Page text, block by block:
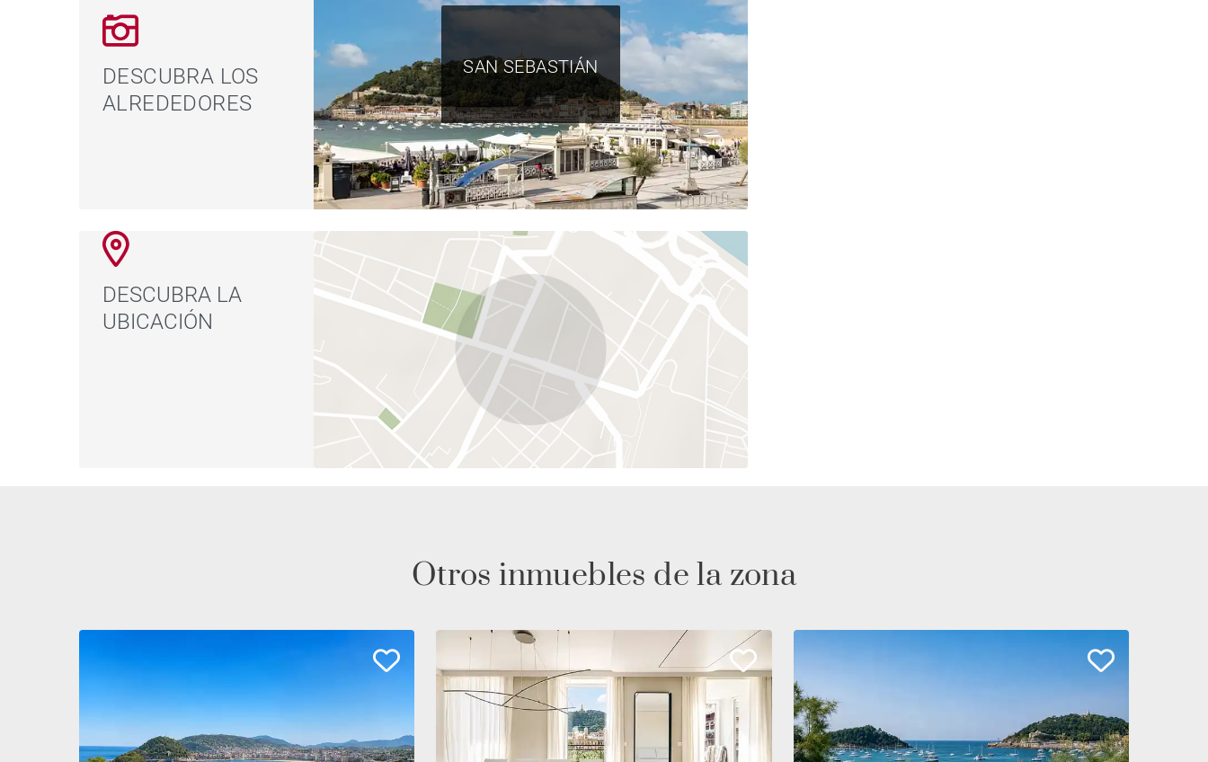
DESCUBRA LOS
ALREDEDORES
SAN SEBASTIÁN
DESCUBRA LA
UBICACIÓN
Otros inmuebles de la zona